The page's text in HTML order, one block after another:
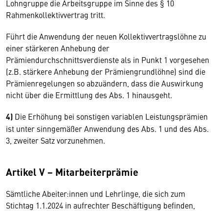
Lohngruppe die Arbeitsgruppe im Sinne des § 10
Rahmenkollektivvertrag tritt.
Führt die Anwendung der neuen Kollektivvertragslöhne zu
einer stärkeren Anhebung der
Prämiendurchschnittsverdienste als in Punkt 1 vorgesehen
(z.B. stärkere Anhebung der Prämiengrundlöhne) sind die
Prämienregelungen so abzuändern, dass die Auswirkung
nicht über die Ermittlung des Abs. 1 hinausgeht.
4) Die Erhöhung bei sonstigen variablen Leistungsprämien
ist unter sinngemäßer Anwendung des Abs. 1 und des Abs.
3, zweiter Satz vorzunehmen.
Artikel V − Mitarbeiterprämie
Sämtliche Abeiter:innen und Lehrlinge, die sich zum
Stichtag 1.1.2024 in aufrechter Beschäftigung befinden,